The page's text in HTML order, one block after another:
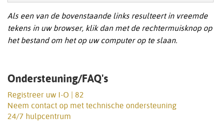
Als een van de bovenstaande links resulteert in vreemde
tekens in uw browser, klik dan met de rechtermuisknop op
het bestand om het op uw computer op te slaan.
Ondersteuning/FAQ's
Registreer uw I-O | 82
Neem contact op met technische ondersteuning
24/7 hulpcentrum